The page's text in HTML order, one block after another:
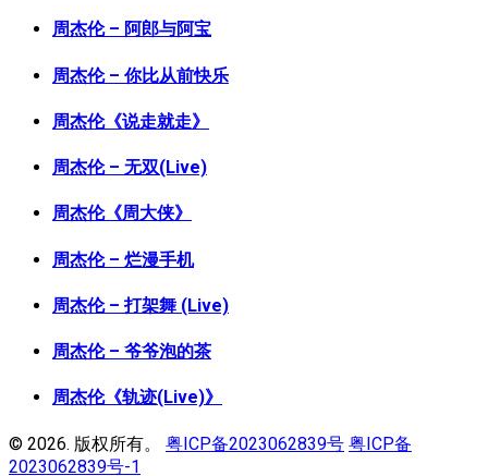
周杰伦 – 阿郎与阿宝
周杰伦 – 你比从前快乐
周杰伦《说走就走》
周杰伦 – 无双(Live)
周杰伦《周大侠》
周杰伦 – 烂漫手机
周杰伦 – 打架舞 (Live)
周杰伦 – 爷爷泡的茶
周杰伦《轨迹(Live)》
© 2026. 版权所有。 粤ICP备2023062839号 粤ICP备
2023062839号-1